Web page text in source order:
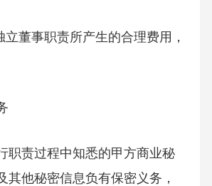
立董事职责所产生的合理费用，
职责过程中知悉的甲方商业秘
其他秘密信息负有保密义务，